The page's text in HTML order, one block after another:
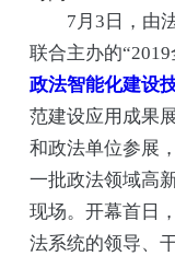
7月3日，由法
联合主办的
政法智能化建设
范建设应用成果
和政法单位参展
一批政法领域高
现场。开幕首日
法系统的领导、